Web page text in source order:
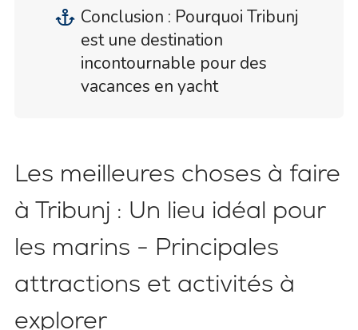
Conclusion : Pourquoi Tribunj
est une destination
incontournable pour des
vacances en yacht
Les meilleures choses à faire
à Tribunj : Un lieu idéal pour
les marins - Principales
attractions et activités à
explorer